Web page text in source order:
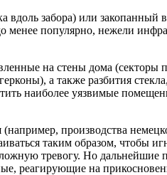
вдоль забора) или закопанный
популярно, нежели
на стены дома (секторы
а также разбития
наиболее уязвимые
производства
таким образом, чтобы
тревогу. Но дальнейшие
реагирующие на